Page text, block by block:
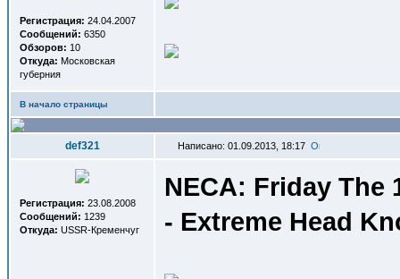
Регистрация: 24.04.2007
Сообщений: 6350
Обзоров: 10
Откуда: Московская
губерния
В начало страницы
def321 Написано: 01.09.2013, 18:17
Регистрация: 23.08.2008
Сообщений: 1239
Откуда: USSR-Кременчуг
NECA: Friday The
- Extreme Head